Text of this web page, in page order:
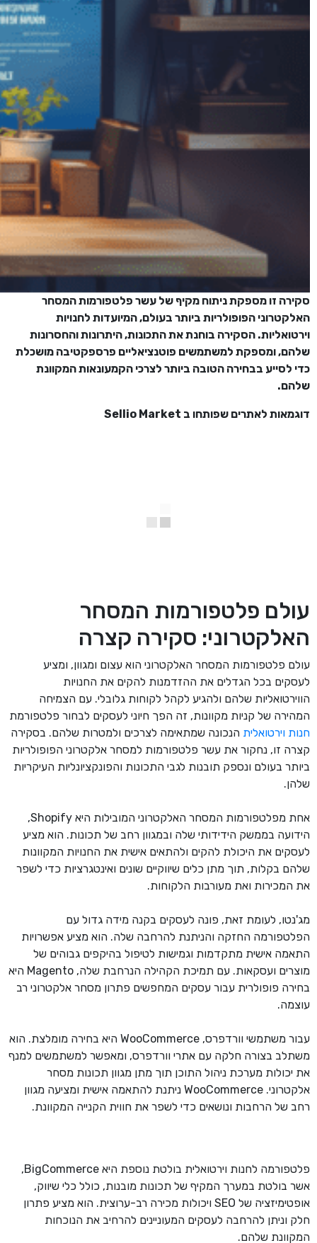
סקירה זו מספקת ניתוח מקיף של עשר פלטפורמות המסחר
האלקטרוני הפופולריות ביותר בעולם, המיועדות לחנויות
וירטואליות. הסקירה בוחנת את התכונות, היתרונות והחסרונות
שלהם, ומספקת למשתמשים פוטנציאליים פרספקטיבה מושכלת
כדי לסייע בבחירה הטובה ביותר לצרכי הקמעונאות המקוונת
שלהם.
דוגמאות לאתרים שפותחו ב Sellio Market
עולם פלטפורמות המסחר
האלקטרוני: סקירה קצרה
עולם פלטפורמות המסחר האלקטרוני הוא עצום ומגוון, ומציע
לעסקים בכל הגדלים את ההזדמנות להקים את החנויות
הווירטואליות שלהם ולהגיע לקהל לקוחות גלובלי. עם הצמיחה
המהירה של קניות מקוונות, זה הפך חיוני לעסקים לבחור פלטפורמת
חנות וירטואלית הנכונה שמתאימה לצרכים ולמטרות שלהם. בסקירה
קצרה זו, נחקור את עשר פלטפורמות למסחר אלקטרוני הפופולריות
ביותר בעולם ונספק תובנות לגבי התכונות והפונקציונליות העיקריות
שלהן.
אחת מפלטפורמות המסחר האלקטרוני המובילות היא Shopify,
הידועה בממשק הידידותי שלה ובמגוון רחב של תכונות. הוא מציע
לעסקים את היכולת להקים ולהתאים אישית את החנויות המקוונות
שלהם בקלות, תוך מתן כלים שיווקיים שונים ואינטגרציות כדי לשפר
את המכירות ואת מעורבות הלקוחות.
מג'נטו, לעומת זאת, פונה לעסקים בקנה מידה גדול עם
הפלטפורמה החזקה והניתנת להרחבה שלה. הוא מציע אפשרויות
התאמה אישית מתקדמות וגמישות לטיפול בהיקפים גבוהים של
מוצרים ועסקאות. עם תמיכת הקהילה הנרחבת שלה, Magento היא
בחירה פופולרית עבור עסקים המחפשים פתרון מסחר אלקטרוני רב
עוצמה.
עבור משתמשי וורדפרס, WooCommerce היא בחירה מומלצת. הוא
משתלב בצורה חלקה עם אתרי וורדפרס, ומאפשר למשתמשים למנף
את יכולות מערכת ניהול התוכן תוך מתן מגוון תכונות מסחר
אלקטרוני. WooCommerce ניתנת להתאמה אישית ומציעה מגוון
רחב של הרחבות ונושאים כדי לשפר את חווית הקנייה המקוונת.
פלטפורמה לחנות וירטואלית בולטת נוספת היא BigCommerce,
אשר בולטת במערך המקיף של תכונות מובנות, כולל כלי שיווק,
אופטימיזציה של SEO ויכולות מכירה רב-ערוצית. הוא מציע פתרון
חלק וניתן להרחבה לעסקים המעוניינים להרחיב את הנוכחות
המקוונת שלהם.